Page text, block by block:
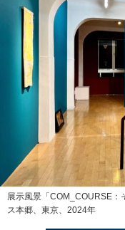
展示風景「COM_COURSE：
ス本郷、東京、2024年